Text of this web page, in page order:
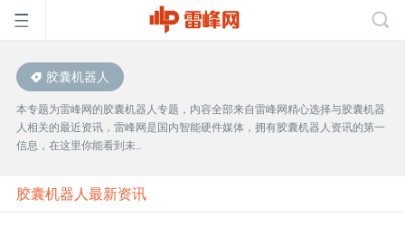
首
页
雷
胶囊机器人
本专题为雷峰网的胶囊机器人专题，内容全部来自雷峰网精心选择与胶囊机器
人相关的最近资讯，雷峰网是国内智能硬件媒体，拥有胶囊机器人资讯的第一
信息，在这里你能看到未..
胶囊机器人最新资讯